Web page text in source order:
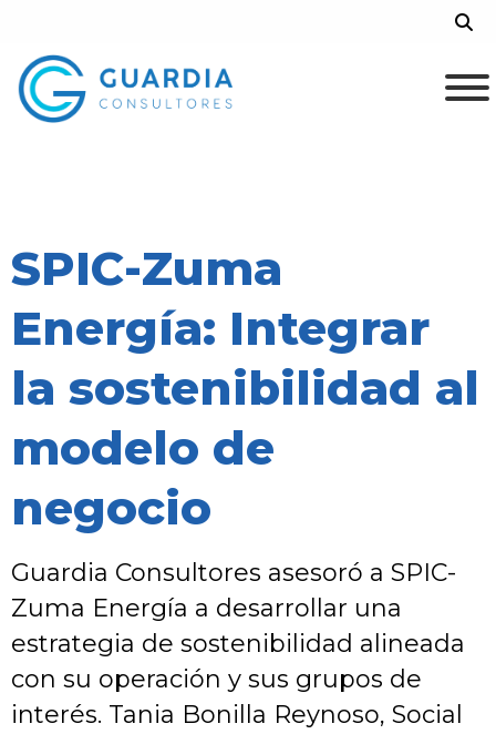
content
SPIC-Zuma
Energía: Integrar
la sostenibilidad al
modelo de
negocio
Guardia Consultores asesoró a SPIC-
Zuma Energía a desarrollar una
estrategia de sostenibilidad alineada
con su operación y sus grupos de
interés. Tania Bonilla Reynoso, Social